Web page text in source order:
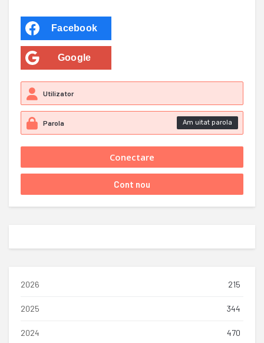
Facebook
Google
Am uitat parola
2026 215
2025 344
2024 470